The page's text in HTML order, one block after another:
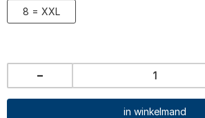
8 = XXL
-
in winkelmand